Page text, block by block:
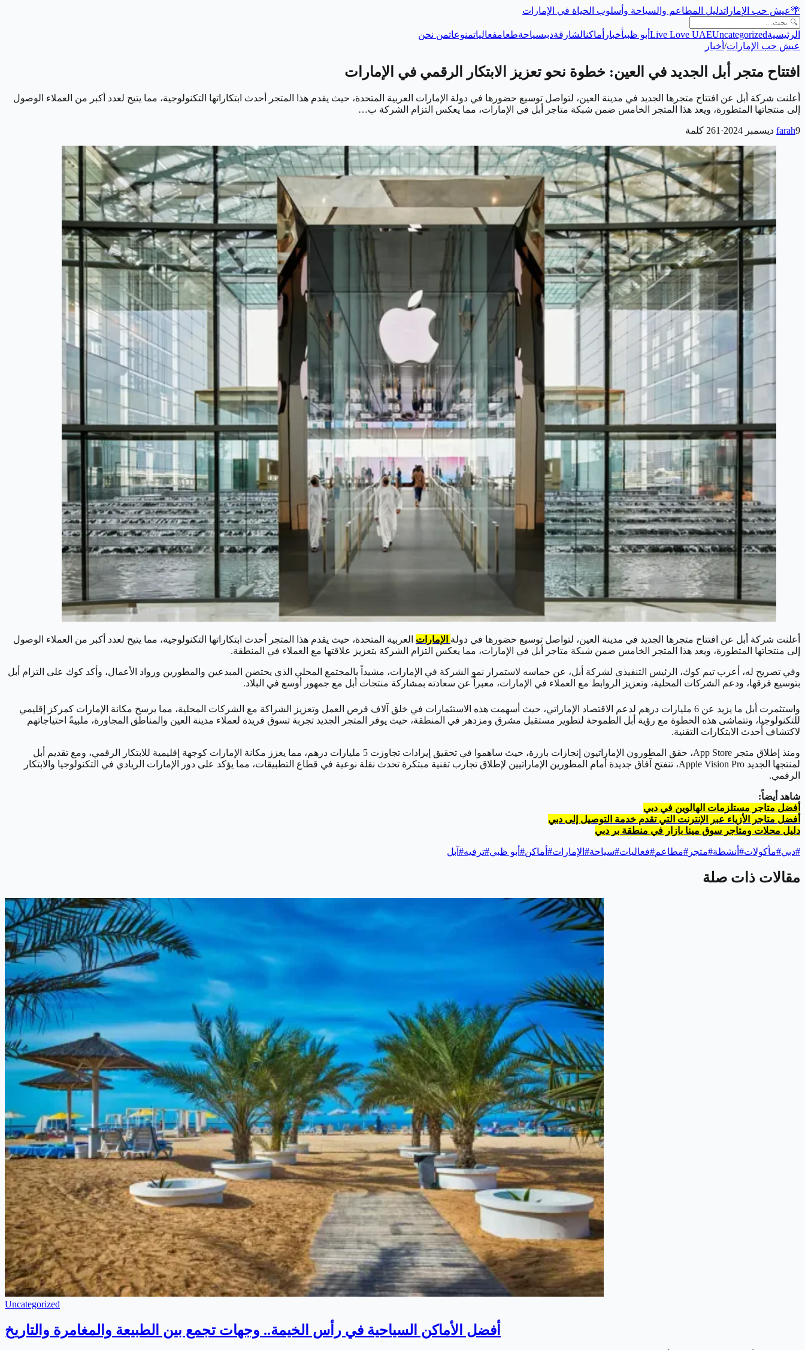
🌴عيش حب الإماراتدليل المطاعم والسياحة وأسلوب الحياة في الإمارات
الرئيسية Live Love UAEUncategorized أبو ظبيأخبار أماكنالشارقةدبيسياحةطعامفعالياتمنوعاتمن نحن
عيش حب الإمارات/ أخبار
افتتاح متجر أبل الجديد في العين: خطوة نحو تعزيز الابتكار الرقمي في الإمارات
أعلنت شركة أبل عن افتتاح متجرها الجديد في مدينة العين، لتواصل توسيع حضورها في دولة الإمارات العربية المتحدة، حيث يقدم هذا المتجر أحدث ابتكاراتها التكنولوجية، مما يتيح لعدد أكبر من العملاء الوصول
إلى منتجاتها المتطورة، ويعد هذا المتجر الخامس ضمن شبكة متاجر أبل في الإمارات، مما يعكس التزام الشركة ب…
farah9 ديسمبر 2024 ·
261 كلمة
أعلنت شركة أبل عن افتتاح متجرها الجديد في مدينة العين، لتواصل توسيع حضورها في دولة الإمارات العربية المتحدة، حيث يقدم هذا المتجر أحدث ابتكاراتها التكنولوجية، مما يتيح لعدد أكبر من العملاء الوصول
إلى منتجاتها المتطورة، ويعد هذا المتجر الخامس ضمن شبكة متاجر أبل في الإمارات، مما يعكس التزام الشركة بتعزيز علاقتها مع العملاء في المنطقة.
وفي تصريح له، أعرب تيم كوك، الرئيس التنفيذي لشركة أبل، عن حماسه لاستمرار نمو الشركة في الإمارات، مشيداً بالمجتمع المحلي الذي يحتضن المبدعين والمطورين ورواد الأعمال، وأكد كوك على التزام أبل
بتوسيع فرقها، ودعم الشركات المحلية، وتعزيز الروابط مع العملاء في الإمارات، معبراً عن سعادته بمشاركة منتجات أبل مع جمهور أوسع في البلاد.
واستثمرت أبل ما يزيد عن 6 مليارات درهم لدعم الاقتصاد الإماراتي، حيث أسهمت هذه الاستثمارات في خلق آلاف فرص العمل وتعزيز الشراكة مع الشركات المحلية، مما يرسخ مكانة الإمارات كمركز إقليمي
للتكنولوجيا، وتتماشى هذه الخطوة مع رؤية أبل الطموحة لتطوير مستقبل مشرق ومزدهر في المنطقة، حيث يوفر المتجر الجديد تجربة تسوق فريدة لعملاء مدينة العين والمناطق المجاورة، ملبيةً احتياجاتهم
لاكتشاف أحدث الابتكارات التقنية.
ومنذ إطلاق متجر App Store، حقق المطورون الإماراتيون إنجازات بارزة، حيث ساهموا في تحقيق إيرادات تجاوزت 5 مليارات درهم، مما يعزز مكانة الإمارات كوجهة إقليمية للابتكار الرقمي، ومع تقديم أبل
لمنتجها الجديد Apple Vision Pro، تنفتح آفاق جديدة أمام المطورين الإماراتيين لإطلاق تجارب تقنية مبتكرة تحدث نقلة نوعية في قطاع التطبيقات، مما يؤكد على دور الإمارات الريادي في التكنولوجيا والابتكار
الرقمي.
شاهد أيضاً:
أفضل متاجر مستلزمات الهالوين في دبي
أفضل متاجر الأزياء عبر الإنترنت التي تقدم خدمة التوصيل إلى دبي
دليل محلات ومتاجر سوق مينا بازار في منطقة بر دبي
#دبي#مأكولات# أنشطة#متجر #مطاعم#فعاليات#سياحة# الإمارات# أماكن# أبو ظبي#ترفيه# آبل
مقالات ذات صلة
Uncategorized
أفضل الأماكن السياحية في رأس الخيمة.. وجهات تجمع بين الطبيعة والمغامرة والتاريخ